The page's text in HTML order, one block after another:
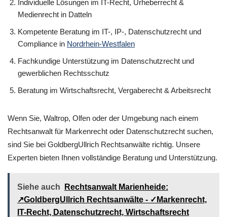
Individuelle Lösungen im IT-Recht, Urheberrecht &
Medienrecht in Datteln
Kompetente Beratung im IT-, IP-, Datenschutzrecht und
Compliance in Nordrhein-Westfalen
Fachkundige Unterstützung im Datenschutzrecht und
gewerblichen Rechtsschutz
Beratung im Wirtschaftsrecht, Vergaberecht & Arbeitsrecht
Wenn Sie, Waltrop, Olfen oder der Umgebung nach einem
Rechtsanwalt für Markenrecht oder Datenschutzrecht suchen,
sind Sie bei GoldbergUllrich Rechtsanwälte richtig. Unsere
Experten bieten Ihnen vollständige Beratung und Unterstützung.
Siehe auch
Rechtsanwalt Marienheide:
↗️GoldbergUllrich Rechtsanwälte - ✓Markenrecht,
IT-Recht, Datenschutzrecht, Wirtschaftsrecht